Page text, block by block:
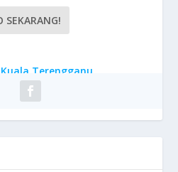
SEKARANG!
Kuala Terengganu